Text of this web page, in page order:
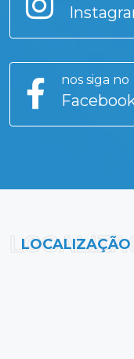
nos siga no
LOCALIZAÇÃO